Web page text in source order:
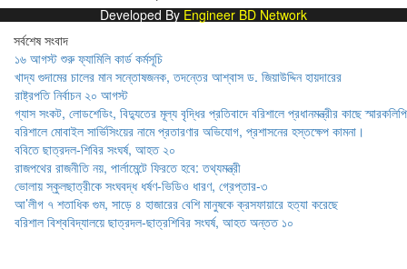
Developed By Engineer BD Network
সর্বশেষ সংবাদ
১৬ আগস্ট শুরু ফ্যামিলি কার্ড কর্মসূচি
খাদ্য গুদামের চালের মান সন্তোষজনক, তদন্তের আশ্বাস ড. জিয়াউদ্দিন হায়দারের
রাষ্ট্রপতি নির্বাচন ২০ আগস্ট
গ্যাস সংকট, লোডশেডিং, বিদ্যুতের মূল্য বৃদ্ধির প্রতিবাদে বরিশালে প্রধানমন্ত্রীর কাছে স্মারকলিপি
বরিশালে মোবাইল সার্ভিসিংয়ের নামে প্রতারণার অভিযোগ, প্রশাসনের হস্তক্ষেপ কামনা।
ববিতে ছাত্রদল-শিবির সংঘর্ষ, আহত ২০
রাজপথের রাজনীতি নয়, পার্লামেন্টে ফিরতে হবে: তথ্যমন্ত্রী
ভোলায় স্কুলছাত্রীকে সংঘবদ্ধ ধর্ষণ-ভিডিও ধারণ, গ্রেপ্তার-৩
আ’লীগ ৭ শতাধিক গুম, সাড়ে ৪ হাজারের বেশি মানুষকে ক্রসফায়ারে হত্যা করেছে
বরিশাল বিশ্ববিদ্যালয়ে ছাত্রদল-ছাত্রশিবির সংঘর্ষ, আহত অন্তত ১০